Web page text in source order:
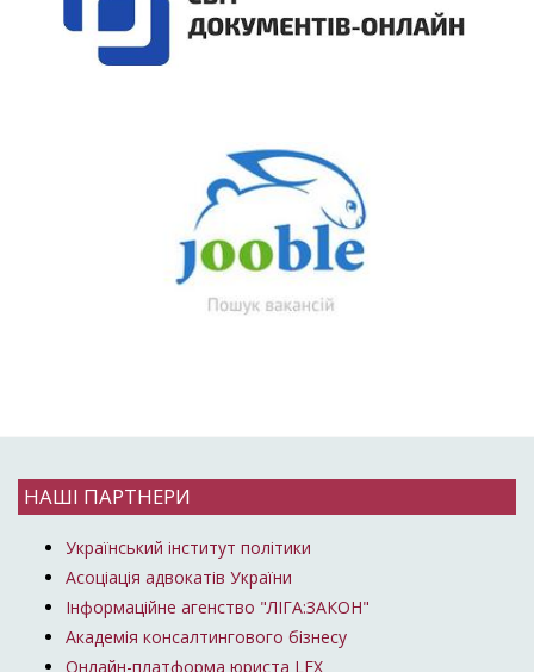
НАШІ ПАРТНЕРИ
Український інститут політики
Асоціація адвокатів України
Інформаційне агенство "ЛІГА:ЗАКОН"
Академія консалтингового бізнесу
Онлайн-платформа юриста LEX